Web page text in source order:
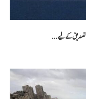
تصدیق کے لیے...